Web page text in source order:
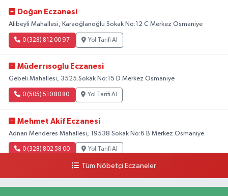
Doğan Eczanesi
Alibeyli Mahallesi, Karaoğlanoğlu Sokak No:12 C Merkez Osmaniye
0 (328) 812 00 97 Yol Tarifi Al
Müderrısoglu Eczanesi
Gebeli Mahallesi, 3525.Sokak No:15 D Merkez Osmaniye
0 (505) 510 80 80 Yol Tarifi Al
Mehmet Akif Eczanesi
Adnan Menderes Mahallesi, 19538 Sokak No:6 B Merkez Osmaniye
0 (328) 802 58 00 Yol Tarifi Al
Tüm Nöbetçi Eczaneler